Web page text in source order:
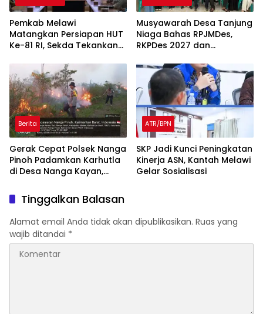
Pemkab Melawi
Matangkan Persiapan HUT
Ke-81 RI, Sekda Tekankan
Jawab Panitia
Musyawarah Desa Tanjung
Niaga Bahas RPJMDes,
RKPDes 2027 dan
Stunting
Berita
Gerak Cepat Polsek Nanga
Pinoh Padamkan Karhutla
di Desa Nanga Kayan,
Lahan
ATR/BPN
SKP Jadi Kunci Peningkatan
Kinerja ASN, Kantah Melawi
Gelar Sosialisasi
Tinggalkan Balasan
Alamat email Anda tidak akan dipublikasikan. Ruas yang
wajib ditandai *